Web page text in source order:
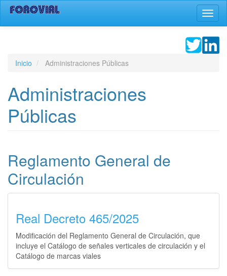
Pasar
contenido
Inicio Administraciones Públicas
Administraciones
Públicas
Reglamento General de
Circulación
Real Decreto 465/2025
Modificación del Reglamento General de Circulación, que
incluye el Catálogo de señales verticales de circulación y el
Catálogo de marcas viales